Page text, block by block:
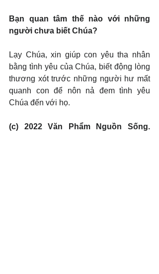
Bạn quan tâm thế nào với những
người chưa biết Chúa?
Lạy Chúa, xin giúp con yêu tha nhân
bằng tình yêu của Chúa, biết động lòng
thương xót trước những người hư mất
quanh con để nôn nả đem tình yêu
Chúa đến với họ.
(c) 2022 Văn Phẩm Nguồn Sống.